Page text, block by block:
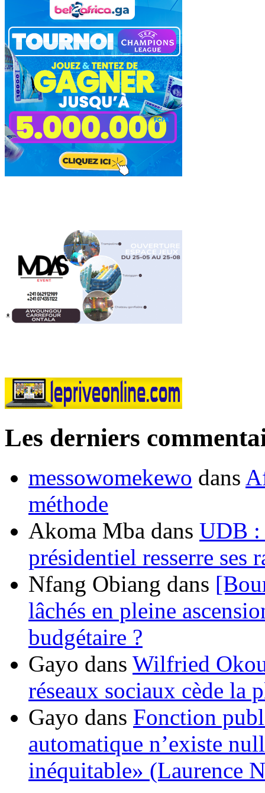
Les derniers
messowomekewo dans
méthode
Akoma Mba dans UDB :
présidentiel resserre ses
Nfang Obiang dans
lâchés en pleine
budgétaire ?
Gayo dans Wilfried
réseaux sociaux cède la
Gayo dans Fonction
automatique n’existe
inéquitable» (Laurence